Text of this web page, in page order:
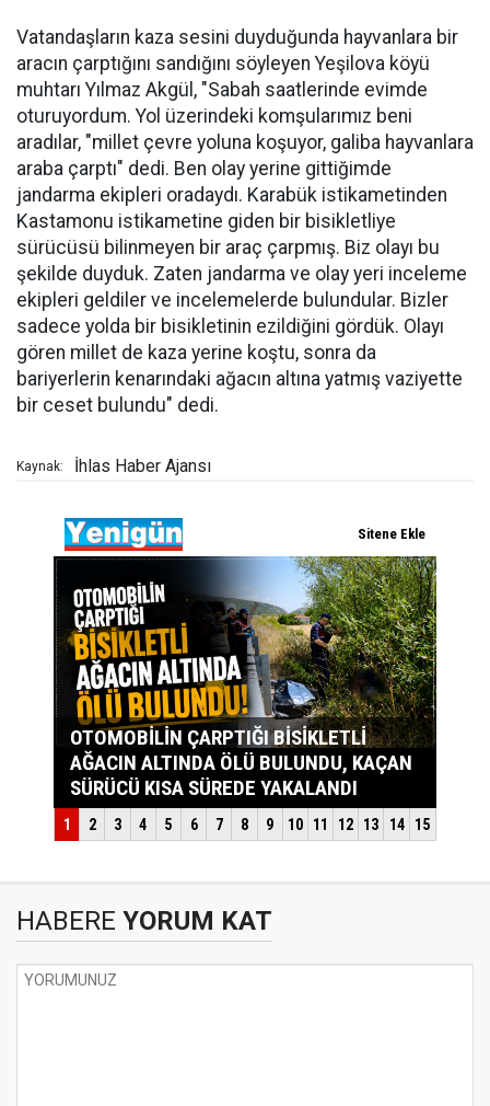
Vatandaşların kaza sesini duyduğunda hayvanlara bir
aracın çarptığını sandığını söyleyen Yeşilova köyü
muhtarı Yılmaz Akgül, "Sabah saatlerinde evimde
oturuyordum. Yol üzerindeki komşularımız beni
aradılar, "millet çevre yoluna koşuyor, galiba hayvanlara
araba çarptı" dedi. Ben olay yerine gittiğimde
jandarma ekipleri oradaydı. Karabük istikametinden
Kastamonu istikametine giden bir bisikletliye
sürücüsü bilinmeyen bir araç çarpmış. Biz olayı bu
şekilde duyduk. Zaten jandarma ve olay yeri inceleme
ekipleri geldiler ve incelemelerde bulundular. Bizler
sadece yolda bir bisikletinin ezildiğini gördük. Olayı
gören millet de kaza yerine koştu, sonra da
bariyerlerin kenarındaki ağacın altına yatmış vaziyette
bir ceset bulundu" dedi.
Kaynak: İhlas Haber Ajansı
HABERE YORUM KAT